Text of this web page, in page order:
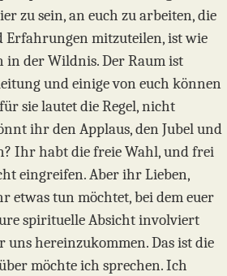
zu sein, an euch zu arbeiten, die
Erfahrungen mitzuteilen, ist wie
der Wildnis. Der Raum ist
und einige von euch können
sie lautet die Regel, nicht
ihr den Applaus, den Jubel und
Ihr habt die freie Wahl, und frei
eingreifen. Aber ihr Lieben,
etwas tun möchtet, bei dem euer
spirituelle Absicht involviert
hereinzukommen. Das ist die
möchte ich sprechen. Ich